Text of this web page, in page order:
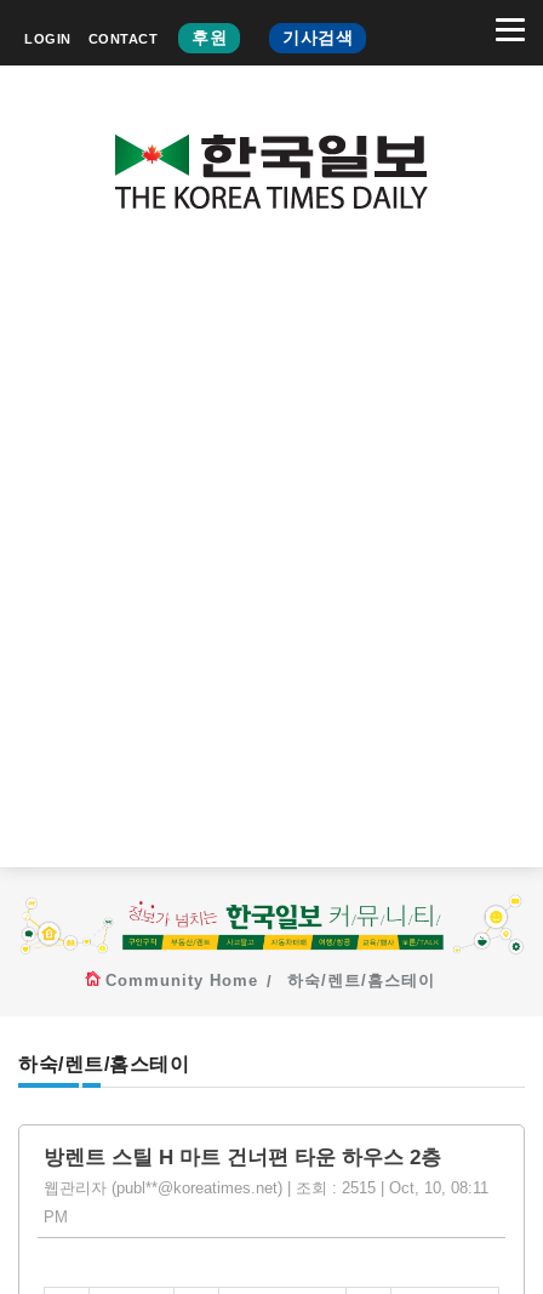
LOGIN CONTACT 후원 기사검색
Community Home 하숙/렌트/홈스테이
하숙/렌트/홈스테이
방렌트 스틸 H 마트 건너편 타운 하우스 2층
웹관리자 (publ**@koreatimes.net) | 조회 : 2515 | Oct, 10, 08:11
PM